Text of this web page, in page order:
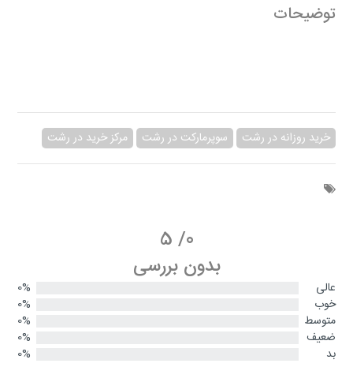
توضیحات
خرید روزانه در رشت سوپرمارکت در رشت مرکز خرید در رشت
0
/
5
بدون بررسی
عالی
0%
خوب
0%
متوسط
0%
ضعیف
0%
بد
0%